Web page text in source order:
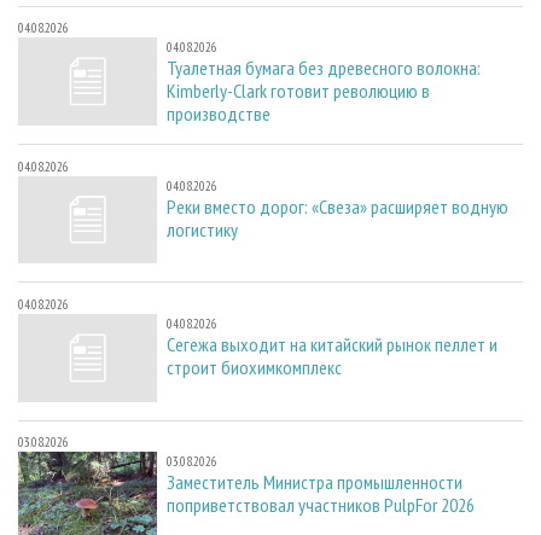
04.08.2026
04.08.2026
Туалетная бумага без древесного волокна:
Kimberly-Clark готовит революцию в
производстве
04.08.2026
04.08.2026
Реки вместо дорог: «Свеза» расширяет водную
логистику
04.08.2026
04.08.2026
Сегежа выходит на китайский рынок пеллет и
строит биохимкомплекс
03.08.2026
03.08.2026
Заместитель Министра промышленности
поприветствовал участников PulpFor 2026